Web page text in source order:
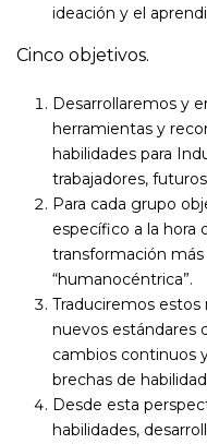
ideación y el
Cinco objetivos.
Desarrollaremos y
herramientas y
habilidades para
trabajadores,
Para cada grupo
específico a la hora
transformación más
“humanocéntrica”.
Traduciremos estos
nuevos estándares
cambios continuos
brechas de
Desde esta
habilidades,